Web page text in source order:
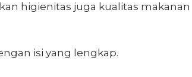
higienitas juga kualitas makanan
isi yang lengkap.